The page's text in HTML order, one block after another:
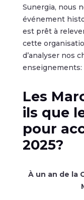
Sunergia, nous
événement
est prêt à
cette
d’analyser nos
enseignements:
Les
ils que
pour
2025?
À un an de la